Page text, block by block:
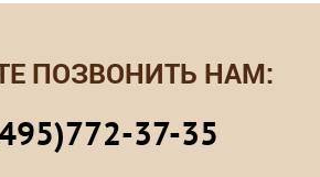
ПОЗВОНИТЬ НАМ:
37-35